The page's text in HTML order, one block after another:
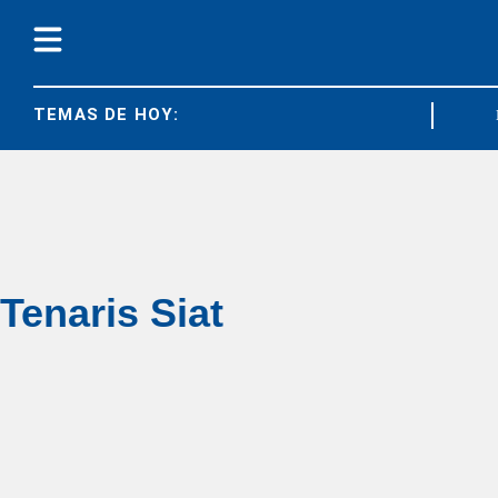
TEMAS DE HOY:
Tenaris Siat